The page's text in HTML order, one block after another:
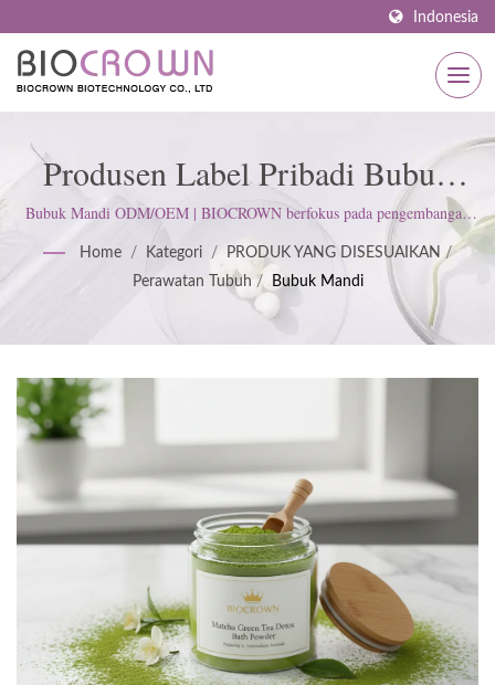
Indonesia
Produsen Label Pribadi Bubuk
Mandi | Produsen Skincare
Bersertifikat ISO & GMP Sejak
1977 | BIOCROWN
Bubuk Mandi ODM/OEM | BIOCROWN berfokus pada pengembangan
produk perawatan kulit. Kami mengikuti standar ISO22716 dan Praktik
Manufaktur yang Baik (GMP); menjunjung tinggi sikap ketat untuk
memenuhi harapan pelanggan.
Home / Kategori / PRODUK YANG DISESUAIKAN /
Perawatan Tubuh / Bubuk Mandi